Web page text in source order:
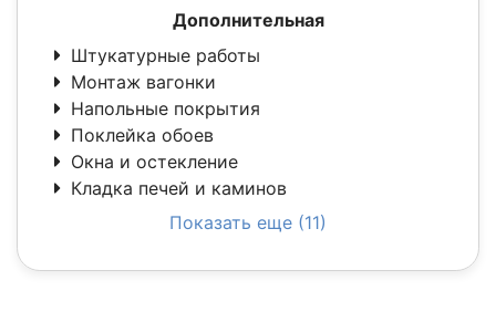
Дополнительная
Штукатурные работы
Монтаж вагонки
Напольные покрытия
Поклейка обоев
Окна и остекление
Кладка печей и каминов
Показать еще (11)